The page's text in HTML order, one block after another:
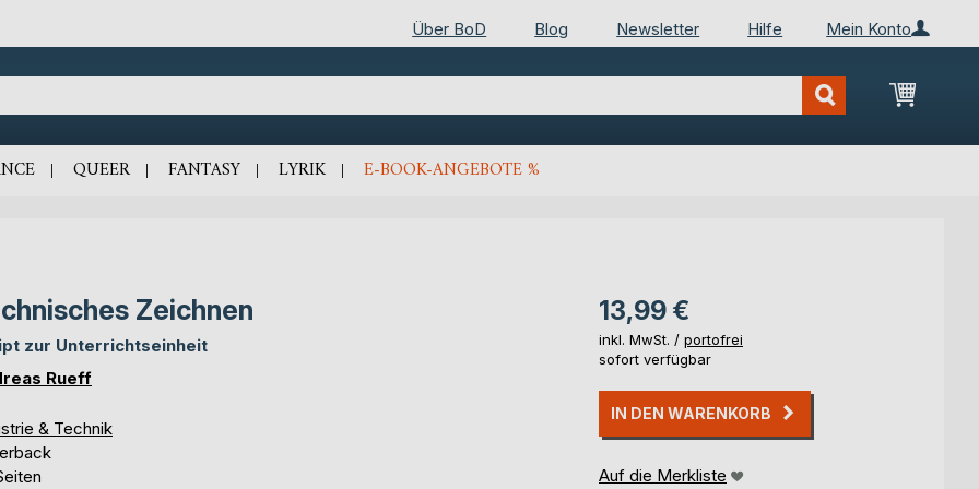
Mein Konto
Über BoD Blog Newsletter Hilfe
Mein
QUEER FANTASY LYRIK E-BOOK-ANGEBOTE %
Zeichnen
zur Unterrichtseinheit
Rueff
& Technik
13,99 €
inkl. MwSt. / portofrei
sofort verfügbar
IN DEN WARENKORB
Auf die Merkliste